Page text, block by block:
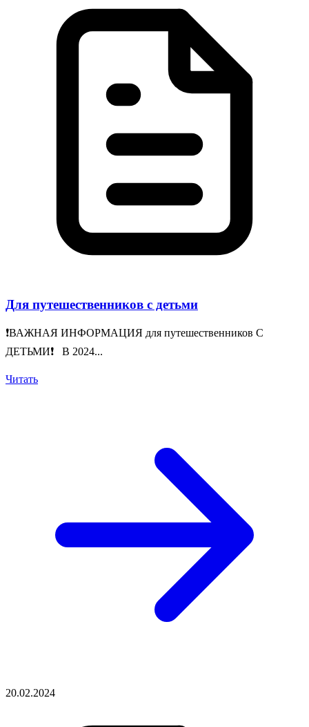
Для путешественников с детьми
❗️ВАЖНАЯ ИНФОРМАЦИЯ для путешественников С
ДЕТЬМИ❗️ В 2024...
Читать
20.02.2024